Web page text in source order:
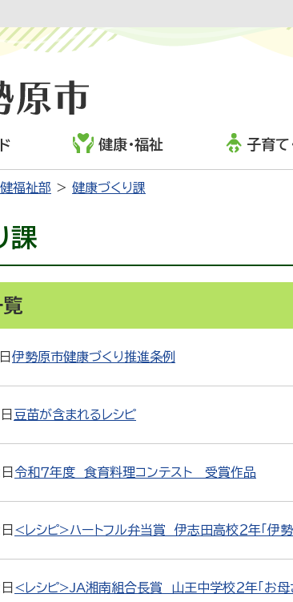
健康・福祉 子育て
福祉部 健康づくり課
課
伊勢原市健康づくり推進条例
豆苗が含まれるレシピ
令和７年度 食育料理コンテスト 受賞作品
<レシピ>ハートフル弁当賞 伊志田高校２年「伊
<レシピ>JA湘南組合長賞 山王中学校２年「お母